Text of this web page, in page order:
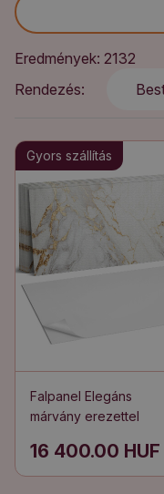
Eredmények: 2132
Rendezés:
Gyors szállítás
Falpanel Elegáns
márvány erezettel
16 400.00 HUF